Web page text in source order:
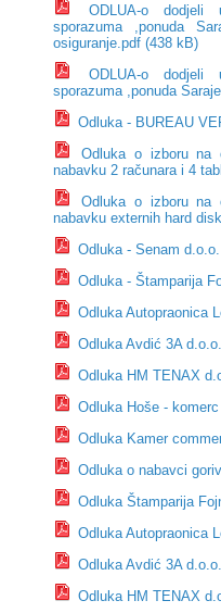
ODLUA-o dodjeli
sporazuma ,ponuda
osiguranje.pdf (438 kB)
ODLUA-o dodjeli
sporazuma ,ponuda
Odluka - BUREAU
Odluka o izboru na
nabavku 2 računara i 4
Odluka o izboru na
nabavku externih hard
Odluka - Senam
Odluka - Štamparija
Odluka Autopraonica
Odluka Avdić 3A
Odluka HM TENAX
Odluka Hoše -
Odluka Kamer
Odluka o nabavci
Odluka Štamparija
Odluka Autopraonica
Odluka Avdić 3A
Odluka HM TENAX